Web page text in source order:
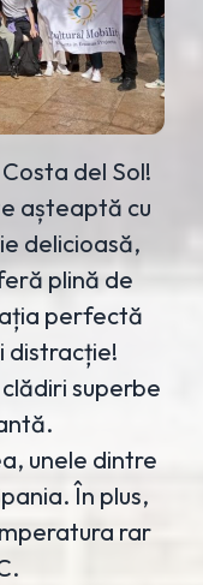
del Sol!
așteaptă cu
delicioasă,
plină de
perfectă
distracție!
superbe
unele dintre
În plus,
rar